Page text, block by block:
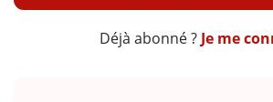
Déjà abonné ? Je me